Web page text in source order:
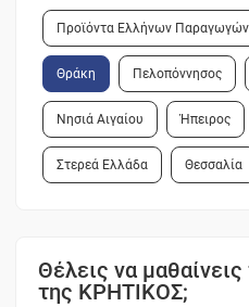
Προϊόντα Ελλήνων Παραγωγών
Θράκη Πελοπόννησος
Νησιά Αιγαίου Ήπειρος
Στερεά Ελλάδα Θεσσαλία
Θέλεις να
της ΚΡΗΤΙΚΟΣ;